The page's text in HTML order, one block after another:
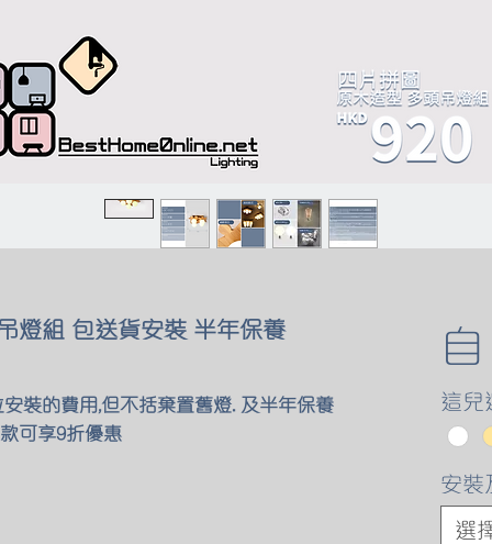
燈組 包送貨安裝 半年保養
裝的費用,但不括棄置舊燈. 及半年保養
可享9折優惠
這兒
安裝
選